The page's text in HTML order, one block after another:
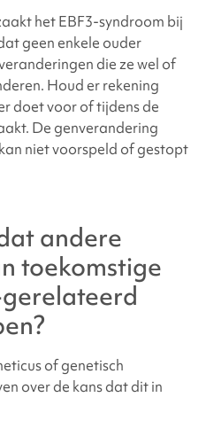
hetEBF3-syndroom bij
geen enkele ouder
die ze wel of
Houd er rekening
doet voor of tijdens de
De genverandering
niet voorspeld of gestopt
andere
toekomstige
of genetisch
over de kans dat dit in